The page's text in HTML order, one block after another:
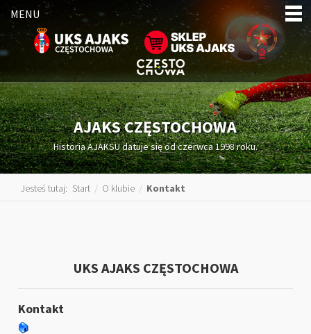
MENU
AJAKS CZĘSTOCHOWA
Historia AJAKSU datuje się od czerwca 1998 roku.
Jesteś tutaj: Start / O klubie / Kontakt
UKS AJAKS CZĘSTOCHOWA
Kontakt